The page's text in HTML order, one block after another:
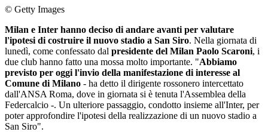
© Getty Images
Milan e Inter hanno deciso di andare avanti per valutare
l'ipotesi di costruire il nuovo stadio a San Siro. Nella giornata di
lunedì, come confessato dal presidente del Milan Paolo Scaroni, i
due club hanno fatto una mossa molto importante. "Abbiamo
previsto per oggi l'invio della manifestazione di interesse al
Comune di Milano - ha detto il dirigente rossonero intercettato
dall'ANSA Roma, dove in giornata si è tenuta l'Assemblea della
Federcalcio -. Un ulteriore passaggio, condotto insieme all'Inter, per
poter approfondire l'ipotesi della realizzazione di un nuovo stadio a
San Siro".